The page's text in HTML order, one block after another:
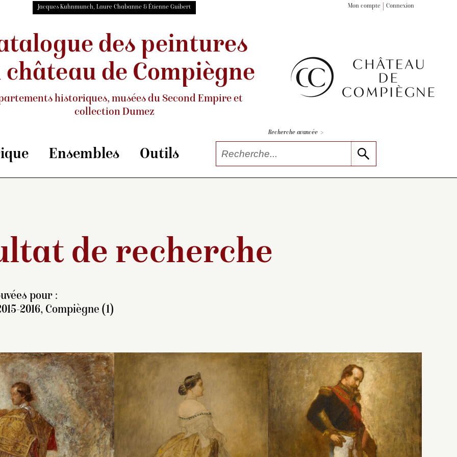
Jacques Kuhnmunch, Laure Chabanne & Étienne Guibert Mon compte Connexion
des peintures
château de Compiègne
historiques, muséesdu Second Empire et
collection Dumez
Ensembles Outils
Recherche avancée >
de recherche
pour :
2016, Compiègne (1)
du
correspondant
étude dans la
monumentale
Thomas Couture a fait
Couture accorda une
attention particulière à ce
personnage de diacre
agenouillé qui occupe le
premier plan à droite de son
La facture de cette figurine
de la princesse Mathilde
(1820-1904), cousine de
Napoléon III, est révélatrice
de la manière dont Thomas
L’attitude donnée par
Thomas Couture à
Napoléon III est singulière.
Le corps est saisi dans un
moment de relative détente,